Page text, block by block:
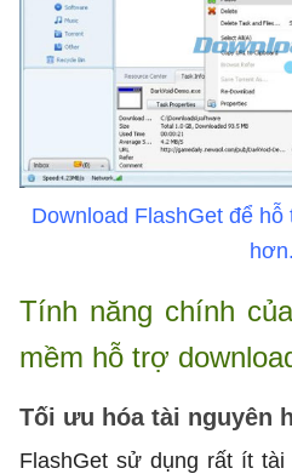
Download FlashGet để
hơn.
Tính năng chính
mềm hỗ trợ
Tối ưu hóa tài nguyên
FlashGet sử dụng rất ít